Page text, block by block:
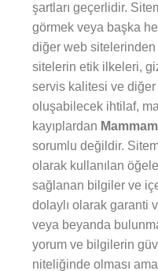
şartları geçerlidir.
görmek veya başka
diğer web sitelerinden
sitelerin etik ilkeleri,
servis kalitesi ve
oluşabilecek ihtilaf,
kayıplardan
sorumlu değildir.
olarak kullanılan
sağlanan bilgiler ve
dolaylı olarak garanti
veya beyanda
yorum ve bilgilerin
niteliğinde olması